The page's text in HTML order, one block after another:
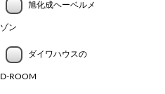
旭化成ヘーベルメ
ゾン
ダイワハウスの
D-ROOM